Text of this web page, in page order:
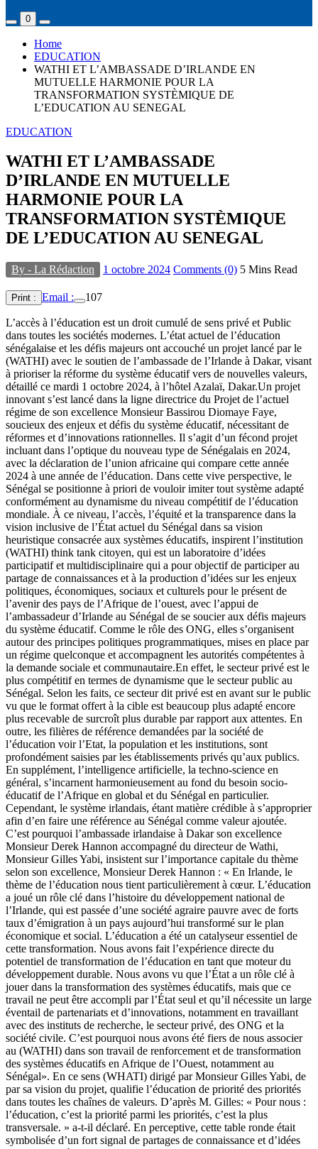
0
Home
EDUCATION
WATHI ET L’AMBASSADE D’IRLANDE EN
MUTUELLE HARMONIE POUR LA
TRANSFORMATION SYSTÈMIQUE DE
L’EDUCATION AU SENEGAL
EDUCATION
WATHI ET L’AMBASSADE
D’IRLANDE EN MUTUELLE
HARMONIE POUR LA
TRANSFORMATION SYSTÈMIQUE
DE L’EDUCATION AU SENEGAL
By - La Rédaction 1 octobre 2024 Comments (0) 5 Mins Read
Print : Email : 107
L’accès à l’éducation est un droit cumulé de sens privé et Public
dans toutes les sociétés modernes. L’état actuel de l’éducation
sénégalaise et les défis majeurs ont accouché un projet lancé par le
(WATHI) avec le soutien de l’ambassade de l’Irlande à Dakar, visant
à prioriser la réforme du système éducatif vers de nouvelles valeurs,
détaillé ce mardi 1 octobre 2024, à l’hôtel Azalaï, Dakar.Un projet
innovant s’est lancé dans la ligne directrice du Projet de l’actuel
régime de son excellence Monsieur Bassirou Diomaye Faye,
soucieux des enjeux et défis du système éducatif, nécessitant de
réformes et d’innovations rationnelles. Il s’agit d’un fécond projet
incluant dans l’optique du nouveau type de Sénégalais en 2024,
avec la déclaration de l’union africaine qui compare cette année
2024 à une année de l’éducation. Dans cette vive perspective, le
Sénégal se positionne à priori de vouloir imiter tout système adapté
conformément au dynamisme du niveau compétitif de l’éducation
mondiale. À ce niveau, l’accès, l’équité et la transparence dans la
vision inclusive de l’État actuel du Sénégal dans sa vision
heuristique consacrée aux systèmes éducatifs, inspirent l’institution
(WATHI) think tank citoyen, qui est un laboratoire d’idées
participatif et multidisciplinaire qui a pour objectif de participer au
partage de connaissances et à la production d’idées sur les enjeux
politiques, économiques, sociaux et culturels pour le présent de
l’avenir des pays de l’Afrique de l’ouest, avec l’appui de
l’ambassadeur d’Irlande au Sénégal de se soucier aux défis majeurs
du système éducatif. Comme le rôle des ONG, elles s’organisent
autour des principes politiques programmatiques, mises en place par
un régime quelconque et accompagnent les autorités compétentes à
la demande sociale et communautaire.En effet, le secteur privé est le
plus compétitif en termes de dynamisme que le secteur public au
Sénégal. Selon les faits, ce secteur dit privé est en avant sur le public
vu que le format offert à la cible est beaucoup plus adapté encore
plus recevable de surcroît plus durable par rapport aux attentes. En
outre, les filières de référence demandées par la société de
l’éducation voir l’Etat, la population et les institutions, sont
profondément saisies par les établissements privés qu’aux publics.
En supplément, l’intelligence artificielle, la techno-science en
général, s’incarnent harmonieusement au fond du besoin socio-
éducatif de l’Afrique en global et du Sénégal en particulier.
Cependant, le système irlandais, étant matière crédible à s’approprier
afin d’en faire une référence au Sénégal comme valeur ajoutée.
C’est pourquoi l’ambassade irlandaise à Dakar son excellence
Monsieur Derek Hannon accompagné du directeur de Wathi,
Monsieur Gilles Yabi, insistent sur l’importance capitale du thème
selon son excellence, Monsieur Derek Hannon : « En Irlande, le
thème de l’éducation nous tient particulièrement à cœur. L’éducation
a joué un rôle clé dans l’histoire du développement national de
l’Irlande, qui est passée d’une société agraire pauvre avec de forts
taux d’émigration à un pays aujourd’hui transformé sur le plan
économique et social. L’éducation a été un catalyseur essentiel de
cette transformation. Nous avons fait l’expérience directe du
potentiel de transformation de l’éducation en tant que moteur du
développement durable. Nous avons vu que l’État a un rôle clé à
jouer dans la transformation des systèmes éducatifs, mais que ce
travail ne peut être accompli par l’État seul et qu’il nécessite un large
éventail de partenariats et d’innovations, notamment en travaillant
avec des instituts de recherche, le secteur privé, des ONG et la
société civile. C’est pourquoi nous avons été fiers de nous associer
au (WATHI) dans son travail de renforcement et de transformation
des systèmes éducatifs en Afrique de l’Ouest, notamment au
Sénégal». En ce sens (WHATI) dirigé par Monsieur Gilles Yabi, de
par sa vision du projet, qualifie l’éducation de priorité des priorités
dans toutes les chaînes de valeurs. D’après M. Gilles: « Pour nous :
l’éducation, c’est la priorité parmi les priorités, c’est la plus
transversale. » a-t-il déclaré. En perceptive, cette table ronde était
symbolisée d’un fort signal de partages de connaissance et d’idées